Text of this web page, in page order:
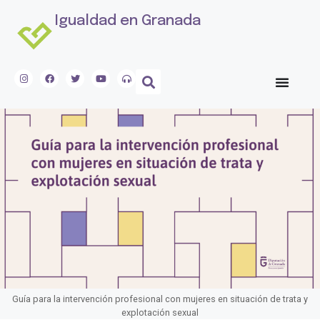
Igualdad en Granada
Guía para la intervención profesional con mujeres en situación de trata y
explotación sexual